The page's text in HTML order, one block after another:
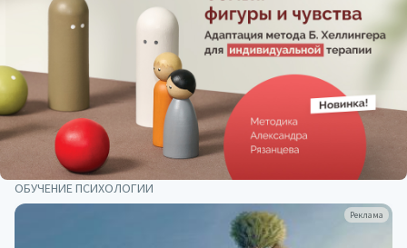
ОБУЧЕНИЕ ПСИХОЛОГИИ
Реклама